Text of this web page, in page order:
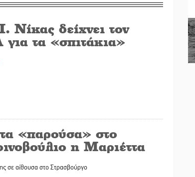
Νίκας δείχνει τον
τα «σπιτάκια»
«παρούσα» στο
η Μαριέττα
σε αίθουσα στο Στρασβούργο